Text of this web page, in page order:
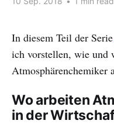
In diesem Teil der
ich vorstellen, wie und
Atmosphärenchemiker
Wo arbeiten
in der